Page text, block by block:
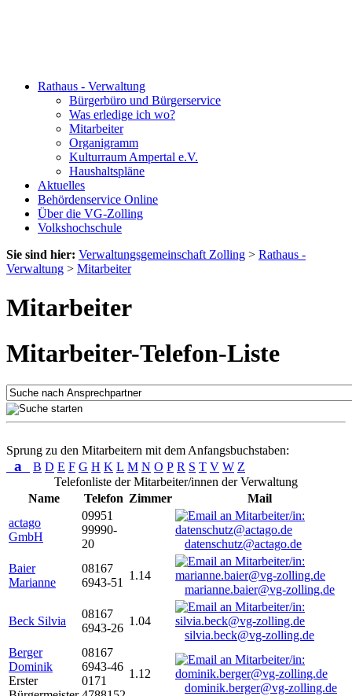
Rathaus - Verwaltung
Bürgerbüro und Bürgerservice
Was erledige ich wo?
Mitarbeiter
Organigramm
Kulturraum Ampertal e.V.
Haushaltspläne
Aktuelles
Behördenservice Online
Über die VG-Zolling
Volkshochschule
Sie sind hier: Verwaltungsgemeinschaft Zolling > Rathaus -
Verwaltung > Mitarbeiter
Mitarbeiter
Mitarbeiter-Telefon-Liste
Sprung zu den Mitarbeitern mit dem Anfangsbuchstaben:
a B D E F G H K L M N O P R S T V W Z
Telefonliste der Mitarbeiter/innen der Verwaltung
Name
Telefon Zimmer
Mail
actago
GmbH
09951
99990-
20
datenschutz@actago.de
Baier
Marianne
08167
6943-51
1.14
marianne.baier@vg-zolling.de
Beck Silvia
08167
6943-26
1.04
silvia.beck@vg-zolling.de
Berger
Dominik
Erster
08167
6943-46
0171
1.12
dominik.berger@vg-zolling.de